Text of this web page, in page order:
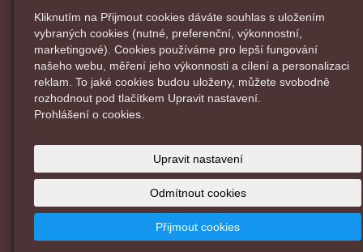
Kliknutím na Přijmout cookies dáváte souhlas s uložením
vybraných cookies (nutné, preferenční, výkonnostní,
marketingové). Cookies používáme pro lepší fungování
našeho webu, měření jeho výkonnosti a cílení a personalizaci
reklam. To jaké cookies budou uloženy, můžete svobodně
rozhodnout pod tlačítkem Upravit nastavení.
Prohlášení o cookies.
Upravit nastavení
Odmítnout cookies
Přijmout cookies